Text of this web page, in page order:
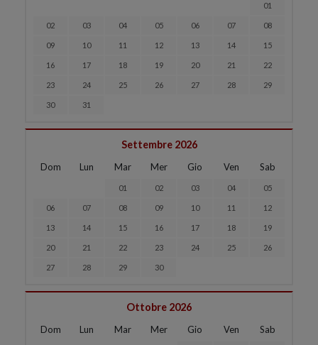
01
02 03 04 05 06 07 08
09 10 11 12 13 14 15
16 17 18 19 20 21 22
23 24 25 26 27 28 29
30 31
Settembre 2026
Dom Lun Mar Mer Gio Ven Sab
01 02 03 04 05
06 07 08 09 10 11 12
13 14 15 16 17 18 19
20 21 22 23 24 25 26
27 28 29 30
Ottobre 2026
Dom Lun Mar Mer Gio Ven Sab